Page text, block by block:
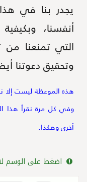
يجدر بنا في
أنفسنا،
التي تمنعنا
وتحقيق دعوتنا
هذه الموعظة ليست إلا
وفي كل مرة نقرأ هذا
أخرى وهكذا.
اضغط على الوسم